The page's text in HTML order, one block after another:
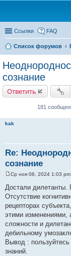
Ссылки FAQ
Список форумов
сознание
Ответить
181
kak
Re:
сознание
о
б
е
н
е
Ср ноя 06, 2024 1:03 pm
Достали дилетанты.
Отсутствие
рецепторах
этими изменениями,
сложности и
дебильному
Вывод :
знаний.